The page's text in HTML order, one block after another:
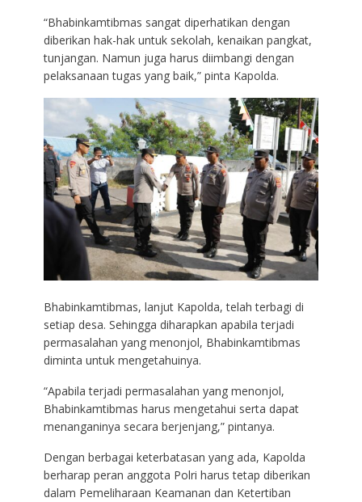
“Bhabinkamtibmas sangat diperhatikan dengan
diberikan hak-hak untuk sekolah, kenaikan pangkat,
tunjangan. Namun juga harus diimbangi dengan
pelaksanaan tugas yang baik,” pinta Kapolda.
Bhabinkamtibmas, lanjut Kapolda, telah terbagi di
setiap desa. Sehingga diharapkan apabila terjadi
permasalahan yang menonjol, Bhabinkamtibmas
diminta untuk mengetahuinya.
“Apabila terjadi permasalahan yang menonjol,
Bhabinkamtibmas harus mengetahui serta dapat
menanganinya secara berjenjang,” pintanya.
Dengan berbagai keterbatasan yang ada, Kapolda
berharap peran anggota Polri harus tetap diberikan
dalam Pemeliharaan Keamanan dan Ketertiban